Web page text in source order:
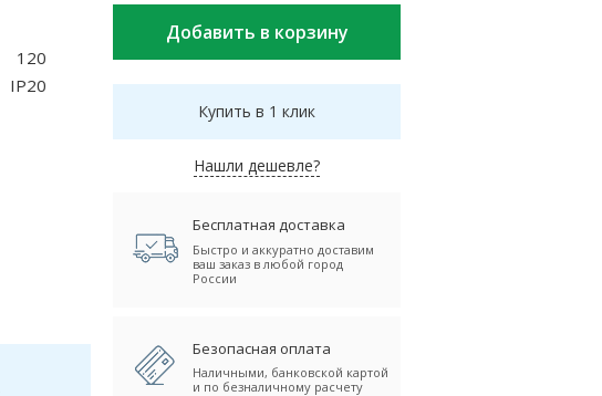
120
IP20
Купить в 1 клик
Нашли дешевле?
Бесплатная доставка
Быстро и аккуратно доставим
ваш заказ в любой город
России
Безопасная оплата
Наличными, банковской картой
и по безналичному расчету